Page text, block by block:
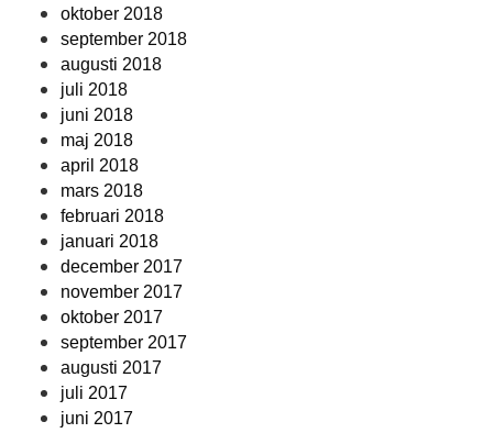
oktober 2018
september 2018
augusti 2018
juli 2018
juni 2018
maj 2018
april 2018
mars 2018
februari 2018
januari 2018
december 2017
november 2017
oktober 2017
september 2017
augusti 2017
juli 2017
juni 2017